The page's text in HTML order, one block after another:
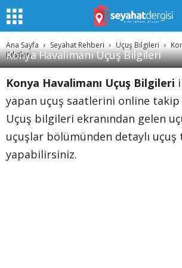
Ana Sayfa Seyahat Rehberi Uçuş Bilgileri
Bilgileri
Konya Havalimanı Uçuş Bilgileri
Konya Havalimanı Uçuş Bilgileri
yapan uçuş saatlerini online
Uçuş bilgileri ekranından gelen
uçuşlar bölümünden detaylı uçuş
yapabilirsiniz.